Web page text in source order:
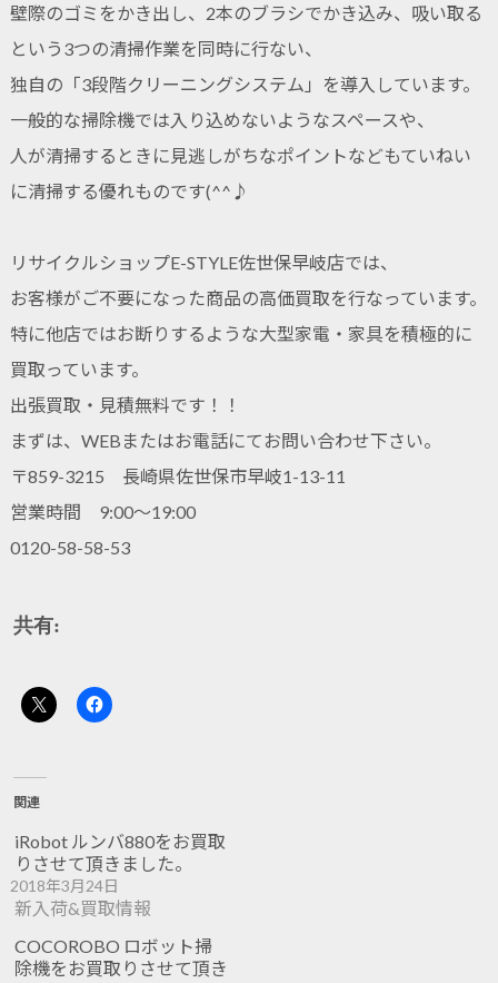
壁際のゴミをかき出し、2本のブラシでかき込み、吸い取る
という3つの清掃作業を同時に行ない、
独自の「3段階クリーニングシステム」を導入しています。
一般的な掃除機では入り込めないようなスペースや、
人が清掃するときに見逃しがちなポイントなどもていねい
に清掃する優れものです(^^♪
リサイクルショップE-STYLE佐世保早岐店では、
お客様がご不要になった商品の高価買取を行なっています。
特に他店ではお断りするような大型家電・家具を積極的に
買取っています。
出張買取・見積無料です！！
まずは、WEBまたはお電話にてお問い合わせ下さい。
〒859-3215 長崎県佐世保市早岐1-13-11
営業時間 9:00～19:00
0120-58-58-53
共有:
関連
iRobot ルンバ880をお買取
りさせて頂きました。
2018年3月24日
新入荷&買取情報
COCOROBO ロボット掃
除機をお買取りさせて頂き